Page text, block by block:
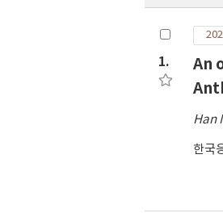
1.
An
Han
한국